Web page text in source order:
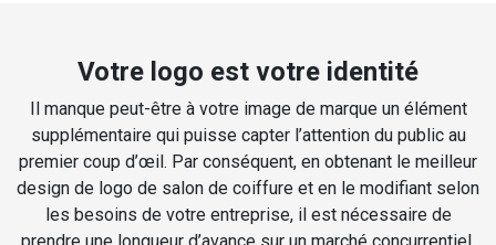
Votre logo est votre identité
Il manque peut-être à votre image de marque un élément
supplémentaire qui puisse capter l’attention du public au
premier coup d’œil. Par conséquent, en obtenant le meilleur
design de logo de salon de coiffure et en le modifiant selon
les besoins de votre entreprise, il est nécessaire de